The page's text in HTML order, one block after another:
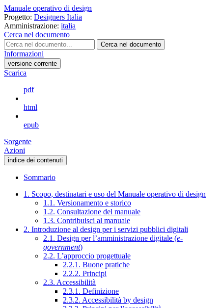
Manuale operativo di design
Progetto: Designers Italia
Amministrazione: italia
Cerca nel documento
Cerca nel documento
Informazioni
versione-corrente
Scarica
pdf
html
epub
Sorgente
Azioni
indice dei contenuti
Sommario
1. Scopo, destinatari e uso del Manuale operativo di design
1.1. Versionamento e storico
1.2. Consultazione del manuale
1.3. Contribuisci al manuale
2. Introduzione al design per i servizi pubblici digitali
2.1. Design per l’amministrazione digitale (e-
government)
2.2. L’approccio progettuale
2.2.1. Buone pratiche
2.2.2. Principi
2.3. Accessibilità
2.3.1. Definizione
2.3.2. Accessibilità by design